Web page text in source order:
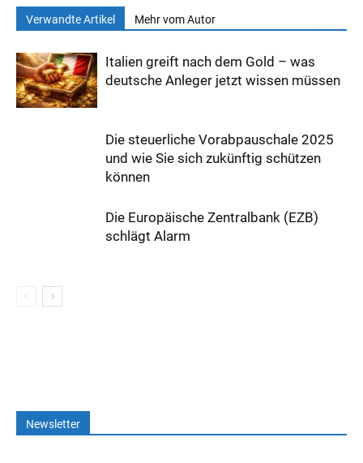
Verwandte Artikel Mehr vom Autor
Italien greift nach dem Gold – was
deutsche Anleger jetzt wissen müssen
Die steuerliche Vorabpauschale 2025
und wie Sie sich zukünftig schützen
können
Die Europäische Zentralbank (EZB)
schlägt Alarm
Newsletter